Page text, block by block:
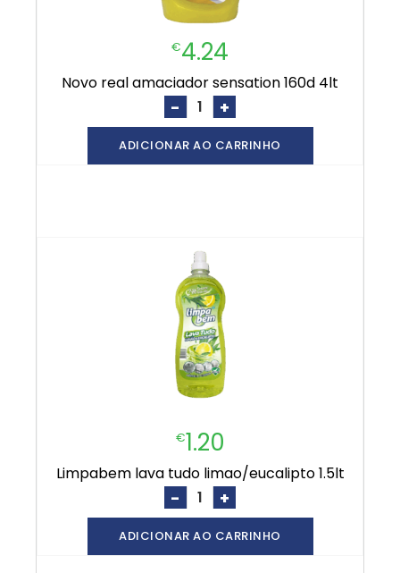
€4.24
novo real amaciador sensation 160d 4lt
- +
ADICIONAR AO CARRINHO
€1.20
limpabem lava tudo limao/eucalipto 1.5lt
- +
ADICIONAR AO CARRINHO